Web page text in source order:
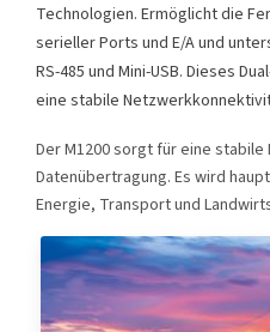
Technologien. Ermöglicht die
serieller Ports und E/A und
RS-485 und Mini-USB. Dieses
eine stabile
Der M1200 sorgt für eine
Datenübertragung. Es wird
Energie, Transport und